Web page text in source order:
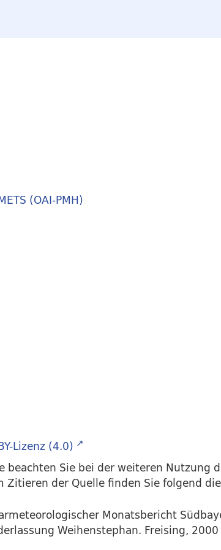
(OAI-PMH)
Lizenz (4.0)
beachten Sie bei der weiteren Nutzung
Zitieren der Quelle finden Sie folgend
Monatsbericht
Weihenstephan. Freising,